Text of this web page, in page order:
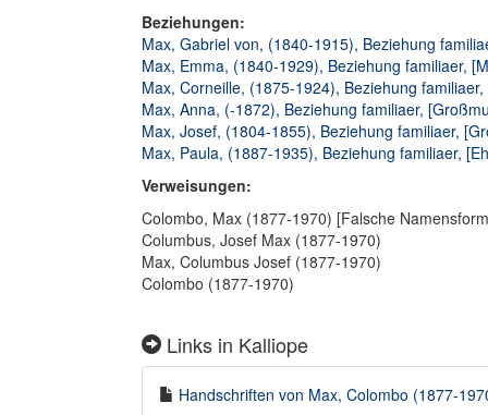
Beziehungen:
Max, Gabriel von, (1840-1915), Beziehung
Max, Emma, (1840-1929), Beziehung familiaer,
Max, Corneille, (1875-1924), Beziehung
Max, Anna, (-1872), Beziehung familiaer,
Max, Josef, (1804-1855), Beziehung familiaer,
Max, Paula, (1887-1935), Beziehung familiaer,
Verweisungen:
Colombo, Max (1877-1970) [Falsche
Columbus, Josef Max (1877-1970)
Max, Columbus Josef (1877-1970)
Colombo (1877-1970)
Links in Kalliope
Handschriften von Max, Colombo (1877-